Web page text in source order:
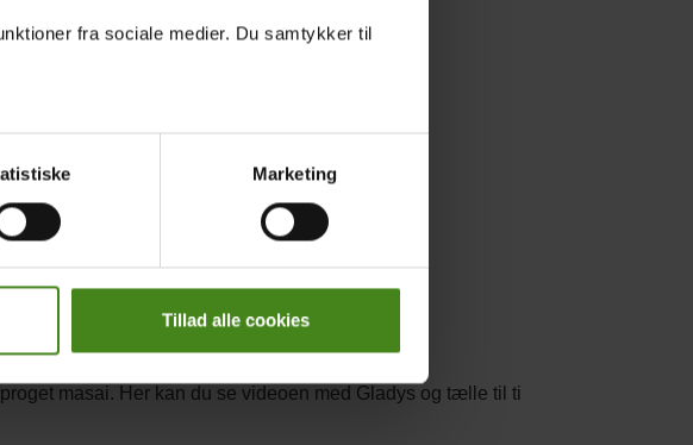
fra sociale medier. Du samtykker til
Marketing
Tillad alle cookies
masai. Her kan du se videoen med Gladys og tælle til ti